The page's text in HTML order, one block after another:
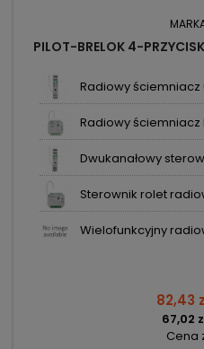
PILOT-BRELOK 4-
Radiowy ściemniacz
Radiowy ściemniacz
Dwukanałowy
Sterownik rolet
Wielofunkcyjny
82,43
67,02
Cena